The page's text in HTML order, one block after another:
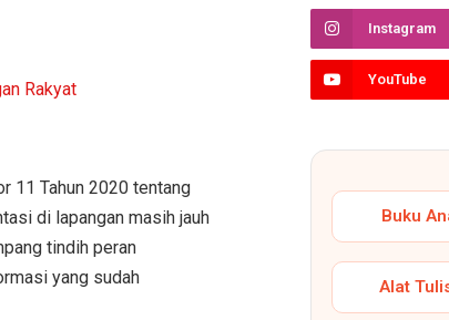
Rakyat
11 Tahun 2020 tentang
di lapangan masih jauh
tindih peran
yang sudah
Instagram
YouTube
Buku
Alat